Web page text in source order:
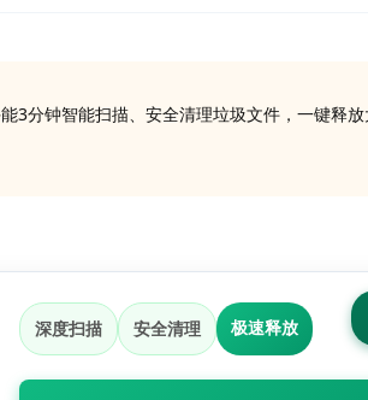
3分钟智能扫描、安全清理垃圾文件，一键释
深度扫描 安全清理 极速释放